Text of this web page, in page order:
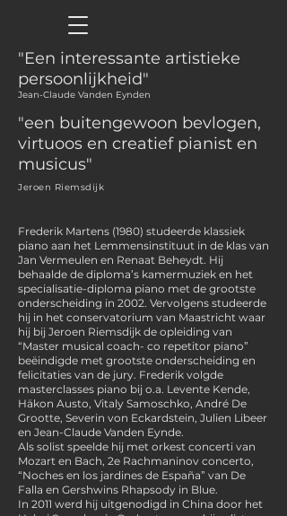
"Een interessante artistieke
persoonlijkheid"
Jean-Claude Vanden Eynden
"een buitengewoon bevlogen,
virtuoos en creatief pianist en
musicus"
Jeroen Riemsdijk
Frederik Martens (1980) studeerde klassiek
piano aan het Lemmensinstituut in de klas van
Jan Vermeulen en Renaat Beheydt. Hij
behaalde de diploma’s kamermuziek en het
specialisatie-diploma piano met de grootste
onderscheiding in 2002. Vervolgens studeerde
hij in het conservatorium van Maastricht waar
hij bij Jeroen Riemsdijk de opleiding van
“Master musical coach- co repetitor piano”
beëindigde met grootste onderscheiding en
felicitaties van de jury. Frederik volgde
masterclasses piano bij o.a. Levente Kende,
Häkon Austo, Vitaly Samoschko, André De
Grootte, Severin von Eckardstein, Julien Libeer
en Jean-Claude Vanden Eynde.
Als solist speelde hij met orkest concerti van
Mozart en Bach, 2e Rachmaninov concerto,
“Noches en los jardines de España” van De
Falla en Gershwins Rhapsody in Blue.
In 2011 werd hij uitgenodigd in China door het